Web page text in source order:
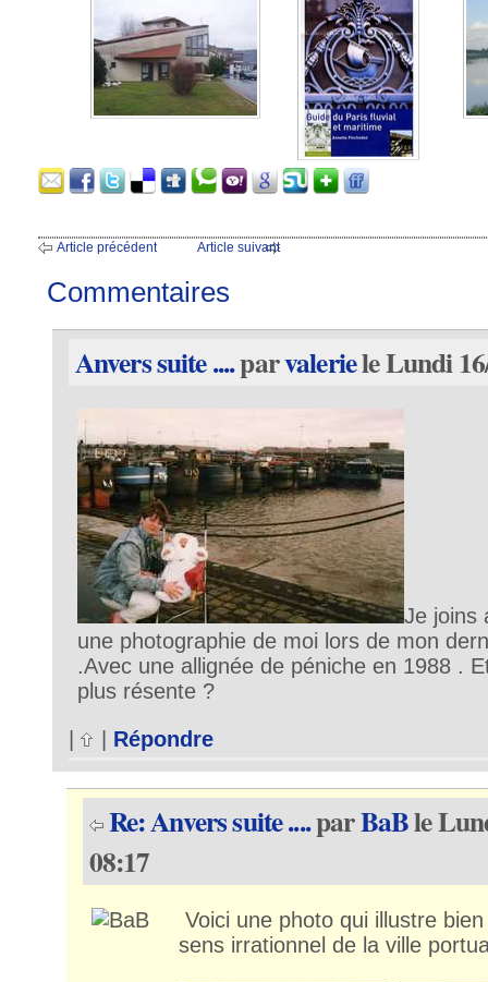
Article précédent Article suivant
Commentaires
Anvers suite ....parvaleriele Lundi
Je joins
une photographie de moi lors de mon
.Avec une allignée de péniche en 1988 .
plus résente ?
Répondre
Re: Anvers suite ....parBaBle
08:17
Voici une photo qui illustre
sens irrationnel de la ville